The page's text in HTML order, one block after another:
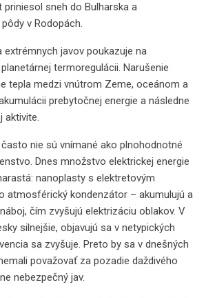
sneh do Bulharska a
v Rodopách.
javov poukazuje na
termoregulácii. Narušenie
tepla medzi vnútrom Zeme, oceánom a
prebytočnej energie a následne
aktivite.
nie sú vnímané ako plnohodnotné
Dnes množstvo elektrickej energie
nanoplasty s elektretovým
atmosférický kondenzátor – akumulujú a
čím zvyšujú elektrizáciu oblakov. V
silnejšie, objavujú sa v netypických
sa zvyšuje. Preto by sa v dnešných
považovať za pozadie daždivého
nebezpečný jav.